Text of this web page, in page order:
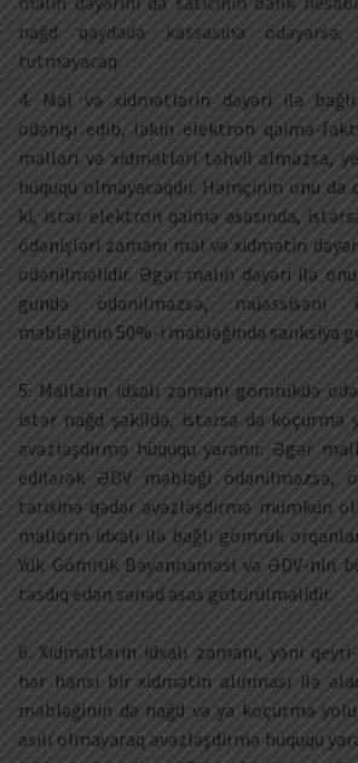
nağd qaydada kassasına
tutmayacaq.
4. Mal və xidmətlərin dəyəri ilə bağlı
ödənişi edib, lakin elektron qaimə-
malları və xidmətləri təhvil almazsa,
hüququ olmayacaqdır. Həmçinin onu da
ki, istər elektron qaimə əsasında,
ödənişləri zamanı mal və xidmətin
ödənilməlidir. Əgər malın dəyəri ilə
gündə ödənilməzsə, müəssisəni
məbləğinin 50%-i məbləğində sanksiya
5. Malların idxalı zamanı gömrükdə
istər nağd şəkildə, istərsə də köçürmə
əvəzləşdirmə hüququ yaranır. Əgər
edilərək ƏDV məbləği ödənilməzsə,
tarixinə qədər əvəzləşdirmə mümkün
malların idxalı ilə bağlı gömrük
Yük Gömrük Bəyənnaməsi və ƏDV-nin
təsdiq edən sənəd əsas götürülməlidir.
6. Xidmətlərin idxalı zamanı, yəni
hər hansı bir xidmətin alınması ilə
məbləğinin də nağd və ya köçürmə
asılı olmayaraq əvəzləşdirmə hüququ